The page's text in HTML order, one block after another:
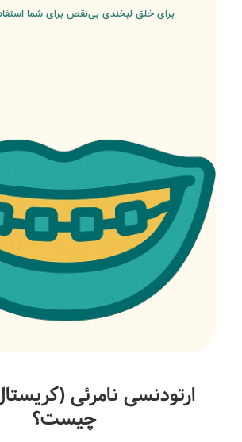
برای خلق لبخندی بی‌نقص برای شما
ارتودنسی نامرئی
چیست؟